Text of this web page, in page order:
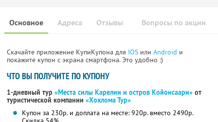
Основное Отзывы Вопросы по акции
Адреса
Скачайте приложение КупиКупона для IOS или Android и
покажите купон с экрана смартфона. Это удобно :)
ЧТО ВЫ ПОЛУЧИТЕ ПО КУПОНУ
1-дневный тур «Места силы Карелии и остров Койонсаари» от
туристической компании «Хохлома Тур»
Купон за 230р. и доплата на месте: 920р. вместо 2490р.